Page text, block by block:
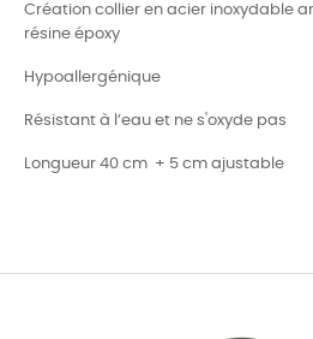
Création collier en acier inoxydable
résine époxy
Hypoallergénique
Résistant à l’eau et ne s'oxyde pas
Longueur 40 cm + 5 cm ajustable